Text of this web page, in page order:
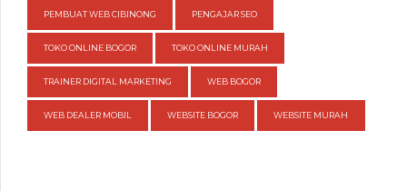
PEMBUAT WEB CIBINONG PENGAJAR SEO
TOKO ONLINE BOGOR TOKO ONLINE MURAH
TRAINER DIGITAL MARKETING WEB BOGOR
WEB DEALER MOBIL WEBSITE BOGOR WEBSITE MURAH